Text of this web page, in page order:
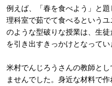
例えば、「春を食べよう」と題
理科室で茹でて食べるというユ
のような型破りな授業は、生
を引き出すきっかけとなってい
米村でんじろうさんの教師と
ませんでした。身近な材料で